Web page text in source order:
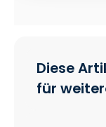
Diese
für